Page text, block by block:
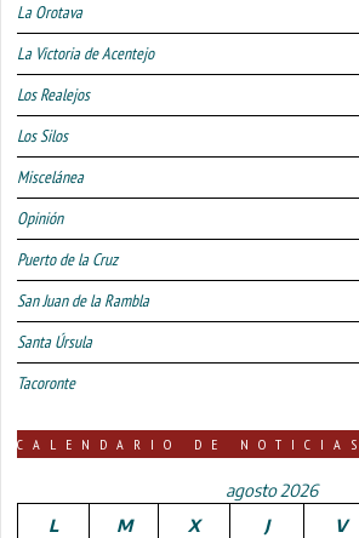
La Orotava
La Victoria de Acentejo
Los Realejos
Los Silos
Miscelánea
Opinión
Puerto de la Cruz
San Juan de la Rambla
Santa Úrsula
Tacoronte
CALENDARIO DE NOTICIAS
agosto 2026
L
M X J V